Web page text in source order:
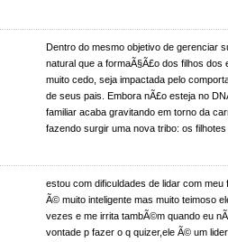
Dentro do mesmo objetivo de gerenciar
natural que a formaÃ§Ã£o dos filhos dos
muito cedo, seja impactada pelo
de seus pais. Embora nÃ£o esteja no
familiar acaba gravitando em torno da
fazendo surgir uma nova tribo: os
estou com dificuldades de lidar com meu
Ã© muito inteligente mas muito teimoso
vezes e me irrita tambÃ©m quando eu
vontade p fazer o q quizer,ele Ã© um